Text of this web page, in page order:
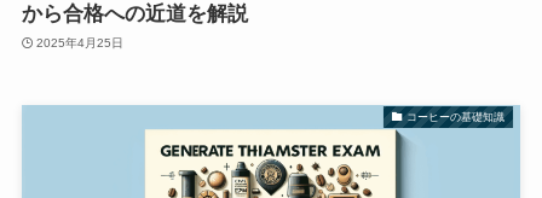
から合格への近道を解説
2025年4月25日
コーヒーの基礎知識